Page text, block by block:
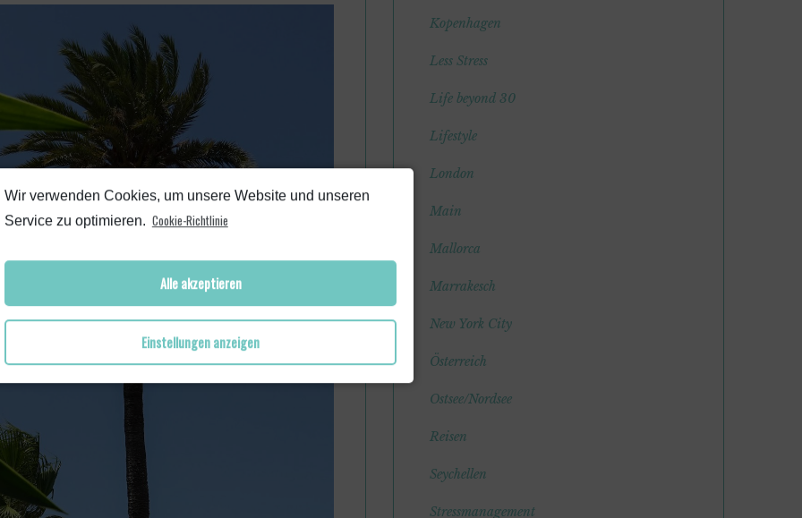
Wir verwenden Cookies, um unsere Website und unseren
Service zu optimieren. Cookie-Richtlinie
Alle akzeptieren
Einstellungen anzeigen
Kopenhagen
Less Stress
Life beyond 30
Lifestyle
London
Main
Mallorca
Marrakesch
New York City
Österreich
Ostsee/Nordsee
Reisen
Seychellen
Stressmanagement